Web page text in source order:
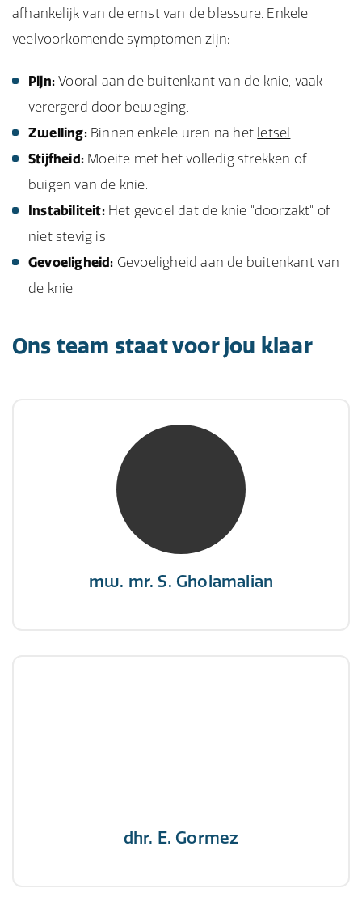
afhankelijk van de ernst van de blessure. Enkele
veelvoorkomende symptomen zijn:
Pijn: Vooral aan de buitenkant van de knie, vaak
verergerd door beweging.
Zwelling:Binnen enkele uren na het letsel .
Stijfheid: Moeite met het volledig strekken of
buigen van de knie.
Instabiliteit:Het gevoel dat de knie "doorzakt" of
niet stevig is.
Gevoeligheid: Gevoeligheid aan de buitenkant van
de knie.
Ons team staat voor jou klaar
mw. mr. S. Gholamalian
mw. mr. S. Gholamalian
NIVRE Register-Expert
“Als je de richting van de wind niet kunt
veranderen, verander dan de stand van je
dhr. E. Gormez